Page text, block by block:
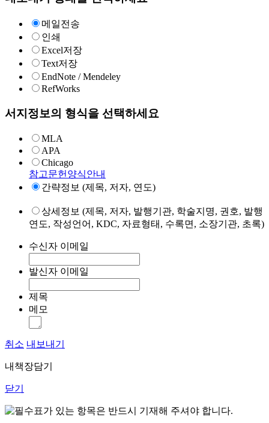
메일전송
인쇄
Excel저장
Text저장
EndNote / Mendeley
RefWorks
서지정보의 형식을 선택하세요
MLA
APA
Chicago
참고문헌양식안내
간략정보 (제목, 저자, 연도)
상세정보 (제목, 저자, 발행기관, 학술지명, 권호, 발행
연도, 작성언어, KDC, 자료형태, 수록면, 소장기관, 초록)
수신자 이메일
발신자 이메일
제목
메모
취소 내보내기
내책장담기
닫기
표가 있는 항목은 반드시 기재해 주셔야 합니다.